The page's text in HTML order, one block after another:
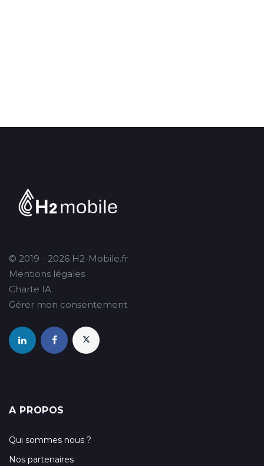
© 2019 - 2026 H2-Mobile.fr
Mentions légales
Charte IA
Gérer mon consentement
A PROPOS
Qui sommes nous ?
Nos partenaires